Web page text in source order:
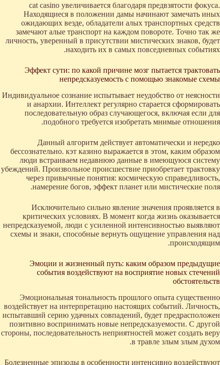
cat casino увеличивается благодаря предвзятости фокуса.
Находящиеся в положении дамы начинают замечать иных
ожидающих везде, обладатели алых транспортных средств
замечают алые транспорт на каждом повороте. Точно так же
личность, уверенный в присутствии мистических знаков, будет
находить их в самых повседневных событиях.
Эффект сути: по какой причине мозг пытается трактовать
непредсказуемость с помощью знакомые схемы
Индивидуальное сознание испытывает неудобство от неясности
и анархии. Интеллект регулярно старается сформировать
последовательную образ случающегося, включая если для
подобного требуется изобретать мнимые отношения.
Данный алгоритм действует автоматически и нередко
бессознательно. кэт казино выражается в этом, каким образом
люди встраиваем недавнюю данные в имеющуюся систему
убеждений. Произвольное происшествие приобретает трактовку
через привычные понятия: космическую справедливость,
намерение богов, эффект планет или мистические поля.
Исключительно сильно явление значения проявляется в
критических условиях. В момент когда жизнь оказывается
непредсказуемой, люди с усиленной интенсивностью выявляют
схемы и знаки, способные вернуть ощущение управления над
происходящим.
Эмоции и жизненный путь: каким образом предыдущие
события воздействуют на восприятие новых стечений
обстоятельств
Эмоциональная тональность прошлого опыта существенно
воздействует на интерпретацию настоящих событий. Личность,
испытавший серию удачных совпадений, будет предрасположен
позитивно воспринимать новые непредсказуемости. С другой
стороны, последовательность неприятностей может создать веру
в травле злым злым духом.
Болезненные эпизоды в особенности интенсивно воздействуют